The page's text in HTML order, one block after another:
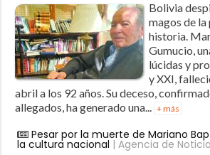
Bolivia
magos de
historia.
Gumucio,
lúcidas y
y XXI,
abril a los 92 años. Su deceso,
allegados, ha generado una... + más
Pesar por la muerte de Mariano
la cultura nacional | Agencia de